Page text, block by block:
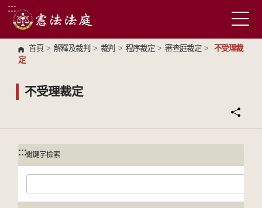
跳到主要內容區塊
:::
首頁 > 解釋及裁判 > 裁判 > 程序裁定 > 審查庭裁定 >
不受理裁
定
不受理裁定
:::
:::關鍵字檢索